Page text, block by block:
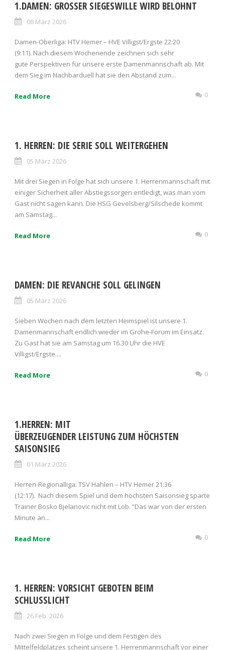
1.DAMEN: GROSSER SIEGESWILLE WIRD BELOHNT
08 März 2026
Damen-Oberliga: HTV Hemer – HVE Villigst/Ergste 22:20
(9:11). Nach diesem Wochenende zeichnen sich sehr
gute Perspektiven für unsere erste Damenmannschaft ab. Mit
dem Sieg im Nachbarduell hat sie den Abstand zum...
Read More 0
1. HERREN: DIE SERIE SOLL WEITERGEHEN
05 März 2026
Mit drei Siegen in Folge hat sich unsere 1. Herrenmannschaft mit
einiger Sicherheit aller Abstiegssorgen entledigt, was man vom
Gast nicht sagen kann. Die HSG Gevelsberg/Silschede kommt
am Samstag...
Read More 0
DAMEN: DIE REVANCHE SOLL GELINGEN
05 März 2026
Sieben Wochen nach dem letzten Heimspiel ist unsere 1.
Damenmannschaft endlich wieder im Grohe-Forum im Einsatz.
Zu Gast hat sie am Samstag um 16.30 Uhr die HVE
Villigst/Ergste....
Read More 0
1.HERREN: MIT
ÜBERZEUGENDER LEISTUNG ZUM HÖCHSTEN
SAISONSIEG
01 März 2026
Herren-Regionalliga: TSV Hahlen – HTV Hemer 21:36
(12:17). Nach diesem Spiel und dem höchsten Saisonsieg sparte
Trainer Bosko Bjelanovic nicht mit Lob. “Das war von der ersten
Minute an...
Read More 0
1. HERREN: VORSICHT GEBOTEN BEIM
SCHLUSSLICHT
26 Feb. 2026
Nach zwei Siegen in Folge und dem Festigen des
Mittelfeldplatzes scheint unsere 1. Herrenmannschaft vor einer